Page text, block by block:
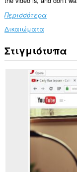
Περισσότερα
Δικαιώματα
Αυτή
η
δεδομένα
ορισμένους
Στιγμιότυπα